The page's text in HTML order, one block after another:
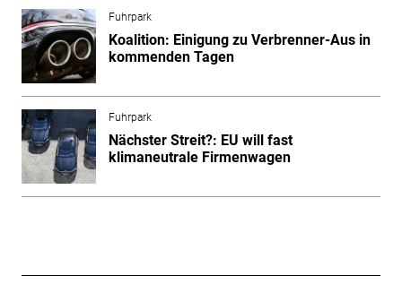
Fuhrpark
Koalition: Einigung zu Verbrenner-Aus in
kommenden Tagen
Fuhrpark
Nächster Streit?: EU will fast
klimaneutrale Firmenwagen